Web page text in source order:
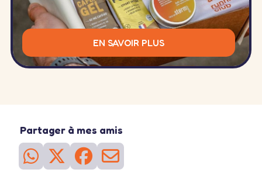
EN SAVOIR PLUS
Partager à mes amis